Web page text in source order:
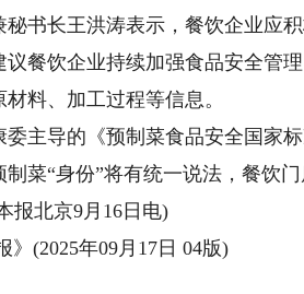
长王洪涛表示，餐饮企业应积
餐饮企业持续加强食品安全管
料、加工过程等信息。
导的《预制菜食品安全国家标
菜“身份”将有统一说法，餐饮
报北京9月16日电)
(2025年09月17日 04版)